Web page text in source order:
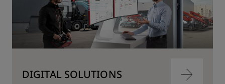
DIGITAL SOLUTIONS 跳